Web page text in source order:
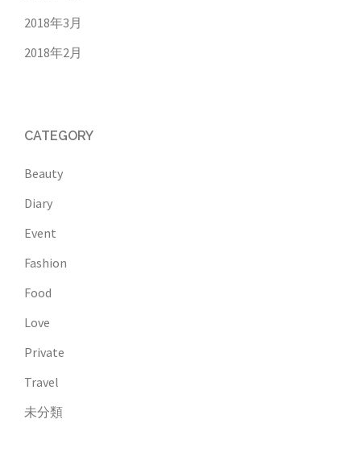
2018年3月
2018年2月
CATEGORY
Beauty
Diary
Event
Fashion
Food
Love
Private
Travel
未分類